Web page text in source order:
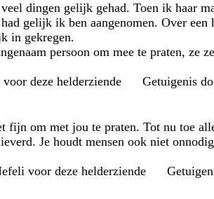
veel dingen gelijk gehad. Toen ik haar
gelijk ik ben aangenomen. Over
in gekregen.
persoon om mee te praten, ze
Getuigenis
fijn om met jou te praten. Tot nu toe
Je houdt mensen ook niet